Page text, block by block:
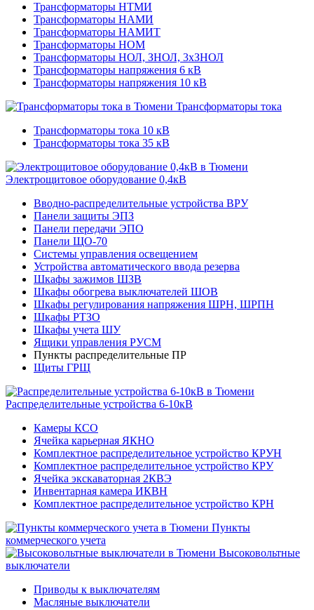
Трансформаторы НТМИ
Трансформаторы НАМИ
Трансформаторы НАМИТ
Трансформаторы НОМ
Трансформаторы НОЛ, ЗНОЛ, 3хЗНОЛ
Трансформаторы напряжения 6 кВ
Трансформаторы напряжения 10 кВ
Трансформаторы тока
Трансформаторы тока 10 кВ
Трансформаторы тока 35 кВ
Электрощитовое оборудование 0,4кВ
Вводно-распределительные устройства ВРУ
Панели защиты ЭПЗ
Панели передачи ЭПО
Панели ЩО-70
Системы управления освещением
Устройства автоматического ввода резерва
Шкафы зажимов ШЗВ
Шкафы обогрева выключателей ШОВ
Шкафы регулирования напряжения ШРН, ШРПН
Шкафы РТЗО
Шкафы учета ШУ
Ящики управления РУСМ
Пункты распределительные ПР
Щиты ГРЩ
Распределительные устройства 6-10кВ
Камеры КСО
Ячейка карьерная ЯКНО
Комплектное распределительное устройство КРУН
Комплектное распределительное устройство КРУ
Ячейка экскаваторная 2КВЭ
Инвентарная камера ИКВН
Комплектное распределительное устройство КРН
Пункты
коммерческого учета
Высоковольтные
выключатели
Приводы к выключателям
Масляные выключатели